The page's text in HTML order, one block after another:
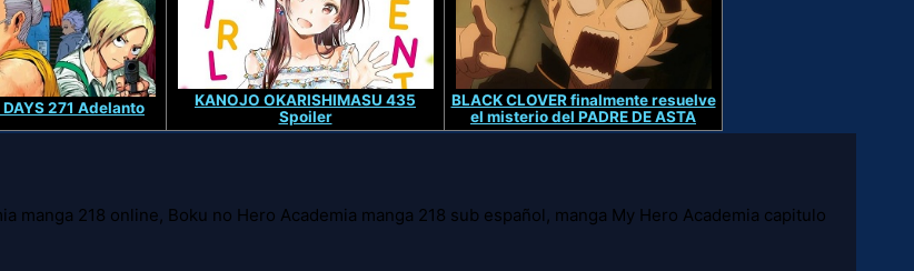
271 Adelanto
KANOJO OKARISHIMASU 435
Spoiler
BLACK CLOVER finalmente resuelve
el misterio del PADRE DE ASTA
manga 218 online, Boku no Hero Academia manga 218 sub español, manga My Hero Academia capitulo